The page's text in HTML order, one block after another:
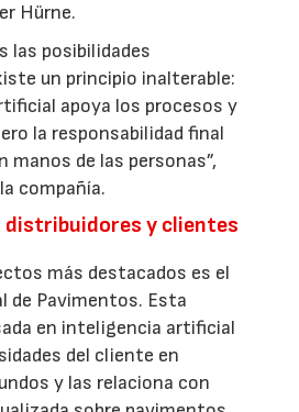
Hürne.
las posibilidades
un principio inalterable:
apoya los procesos y
la responsabilidad final
manos de las personas”,
compañía.
distribuidores y clientes
más destacados es el
de Pavimentos. Esta
en inteligencia artificial
del cliente en
y las relaciona con